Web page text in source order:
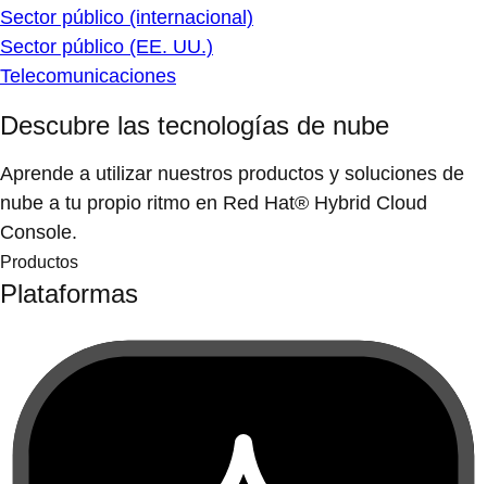
Sector público (internacional)
Sector público (EE. UU.)
Telecomunicaciones
Descubre las tecnologías de nube
Aprende a utilizar nuestros productos y soluciones de
nube a tu propio ritmo en Red Hat® Hybrid Cloud
Console.
Productos
Plataformas